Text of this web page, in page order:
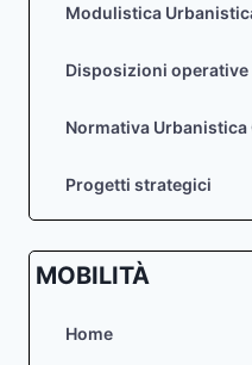
Modulistica
Disposizioni operative
Normativa Urbanistica
Progetti strategici
MOBILITÀ
Home